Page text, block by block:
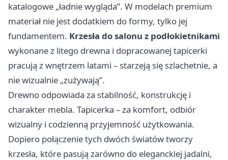
katalogowe „ładnie wygląda”. W modelach premium
materiał nie jest dodatkiem do formy, tylko jej
fundamentem. Krzesła do salonu z podłokietnikami
wykonane z litego drewna i dopracowanej tapicerki
pracują z wnętrzem latami – starzeją się szlachetnie, a
nie wizualnie „zużywają”.
Drewno odpowiada za stabilność, konstrukcję i
charakter mebla. Tapicerka – za komfort, odbiór
wizualny i codzienną przyjemność użytkowania.
Dopiero połączenie tych dwóch światów tworzy
krzesła, które pasują zarówno do eleganckiej jadalni,